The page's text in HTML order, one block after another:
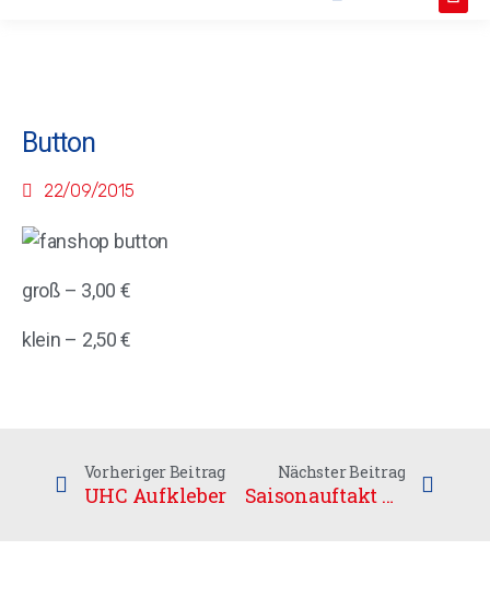
Button
22/09/2015
groß – 3,00 €
klein – 2,50 €
Vorheriger Beitrag
UHC Aufkleber
Nächster Beitrag
Saisonauftakt der Damen